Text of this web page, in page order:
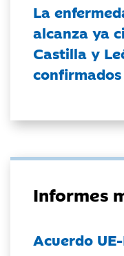
La
alcanza ya
Castilla y
confirmados
Informes
Acuerdo